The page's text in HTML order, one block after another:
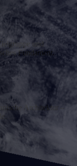
und
Fundament.
Architektur –